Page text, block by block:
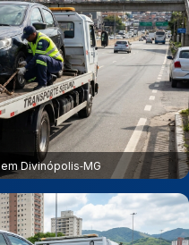
Divinópolis‑MG